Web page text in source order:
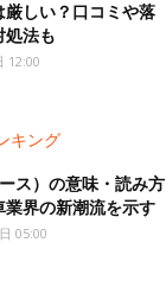
厳しい？口コミや落
処法も
12:00
キング
ス）の意味・読み方
業界の新潮流を示す
05:00